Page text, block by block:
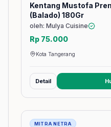
Kentang Mustofa
(Balado) 180Gr
oleh: Mulya Cuisine
Rp 75.000
Kota Tangerang
Detail
Barang
MITRA NETRA